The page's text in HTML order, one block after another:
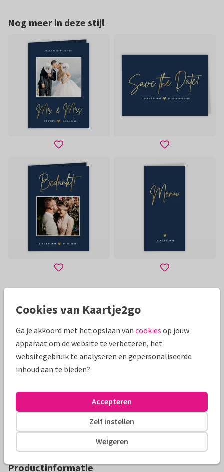
Nog meer in deze stijl
Mooie extra's bij je kaart
Productinformatie
Cookies van Kaartje2go
Ga je akkoord met het opslaan van cookies op jouw
apparaat om de website te verbeteren, het
websitegebruik te analyseren en gepersonaliseerde
inhoud aan te bieden?
Weigeren
Zelf instellen
Accepteren